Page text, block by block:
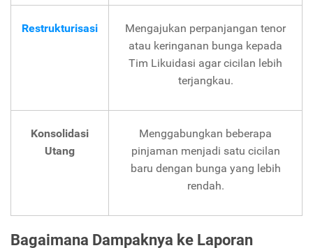
Restrukturisasi
Mengajukan perpanjangan tenor
atau keringanan bunga kepada
Tim Likuidasi agar cicilan lebih
terjangkau.
Konsolidasi
Utang
Menggabungkan beberapa
pinjaman menjadi satu cicilan
baru dengan bunga yang lebih
rendah.
Bagaimana Dampaknya ke Laporan